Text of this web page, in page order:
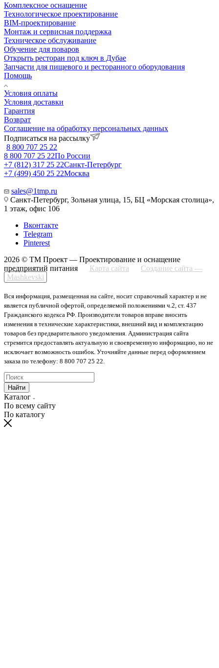
Комплексное оснащение
Технологическое проектирование
BIM-проектирование
Монтаж и сервисная поддержка
Техническое обслуживание
Обучение для поваров
Открыть ресторан под ключ в Дубае
Запчасти для пищевого и ресторанного оборудования
Помощь
Условия оплаты
Условия доставки
Гарантия
Возврат
Соглашение на обработку персональных данных
Подписаться на рассылку
8 800 707 25 22
8 800 707 25 22По России
+7 (812) 317 25 22Санкт-Петербург
+7 (499) 450 25 22Москва
sales@1tmp.ru
Санкт-Петербург, Зольная улица, 15, БЦ «Морская столица»,
1 этаж, офис 106
Вконтакте
Telegram
Pinterest
2026 © ТМ Проект — Проектирование и оснащение
предприятий питания
Карта сайта
Создание сайта —
Mashkevski
Вся информация, размещенная на сайте, носит справочный характер и не
является публичной офертой, определяемой положениями ч.2, ст. 437
Гражданского кодекса РФ. Производители товаров вправе вносить
изменения в технические характеристики, внешний вид и комплектацию
товаров без предварительного уведомления. Администрация сайта
стремится предоставлять актуальную и своевременную информацию, но не
исключает возможность ошибок. Уточняйте данные перед оформлением
заказа по телефону: 8 800 707 25 22.
Найти
Каталог
По всему сайту
По каталогу